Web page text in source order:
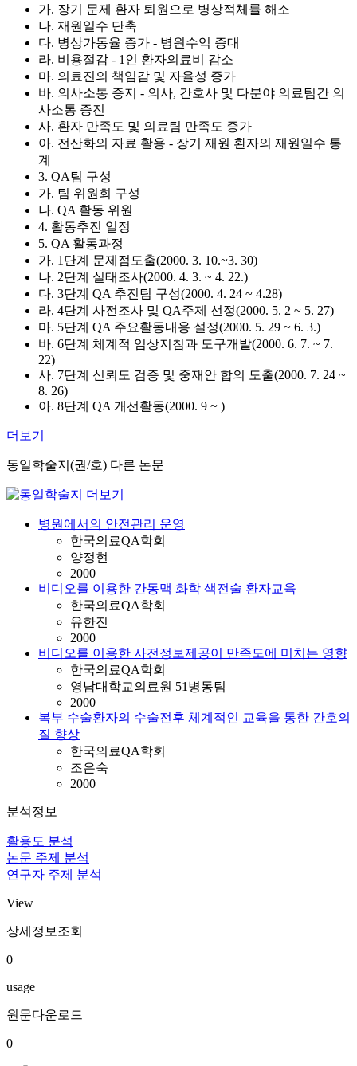
가. 장기 문제 환자 퇴원으로 병상적체률 해소
나. 재원일수 단축
다. 병상가동율 증가 - 병원수익 증대
라. 비용절감 - 1인 환자의료비 감소
마. 의료진의 책임감 및 자율성 증가
바. 의사소통 증지 - 의사, 간호사 및 다분야 의료팀간 의
사소통 증진
사. 환자 만족도 및 의료팀 만족도 증가
아. 전산화의 자료 활용 - 장기 재원 환자의 재원일수 통
계
3. QA팀 구성
가. 팀 위원회 구성
나. QA 활동 위원
4. 활동추진 일정
5. QA 활동과정
가. 1단계 문제점도출(2000. 3. 10.~3. 30)
나. 2단계 실태조사(2000. 4. 3. ~ 4. 22.)
다. 3단계 QA 추진팀 구성(2000. 4. 24 ~ 4.28)
라. 4단계 사전조사 및 QA주제 선정(2000. 5. 2 ~ 5. 27)
마. 5단계 QA 주요활동내용 설정(2000. 5. 29 ~ 6. 3.)
바. 6단계 체계적 임상지침과 도구개발(2000. 6. 7. ~ 7.
22)
사. 7단계 신뢰도 검증 및 중재안 합의 도출(2000. 7. 24 ~
8. 26)
아. 8단계 QA 개선활동(2000. 9 ~ )
더보기
동일학술지(권/호) 다른 논문
병원에서의 안전관리 운영
한국의료QA학회
양정현
2000
비디오를 이용한 간동맥 화학 색전술 환자교육
한국의료QA학회
유한진
2000
비디오를 이용한 사전정보제공이 만족도에 미치는 영향
한국의료QA학회
영남대학교의료원 51병동팀
2000
복부 수술환자의 수술전후 체계적인 교육을 통한 간호의
질 향상
한국의료QA학회
조은숙
2000
분석정보
활용도 분석
논문 주제 분석
연구자 주제 분석
View
상세정보조회
0
usage
원문다운로드
0